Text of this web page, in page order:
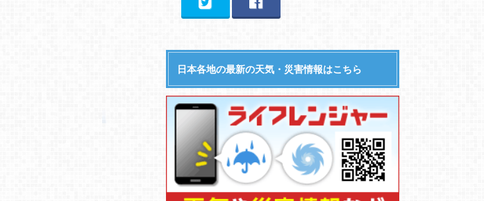
日本各地の最新の天気・災害情報はこちら